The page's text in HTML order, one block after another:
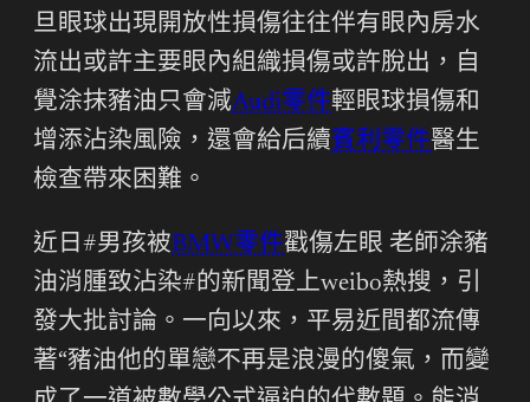
旦眼球出現開放性損傷往往伴有眼內房水
流出或許主要眼內組織損傷或許脫出，自
覺涂抹豬油只會減Audi零件輕眼球損傷和
增添沾染風險，還會給后續賓利零件醫生
檢查帶來困難。
近日#男孩被BMW零件戳傷左眼 老師涂豬
油消腫致沾染#的新聞登上weibo熱搜，引
發大批討論。一向以來，平易近間都流傳
著“豬油他的單戀不再是浪漫的傻氣，而變